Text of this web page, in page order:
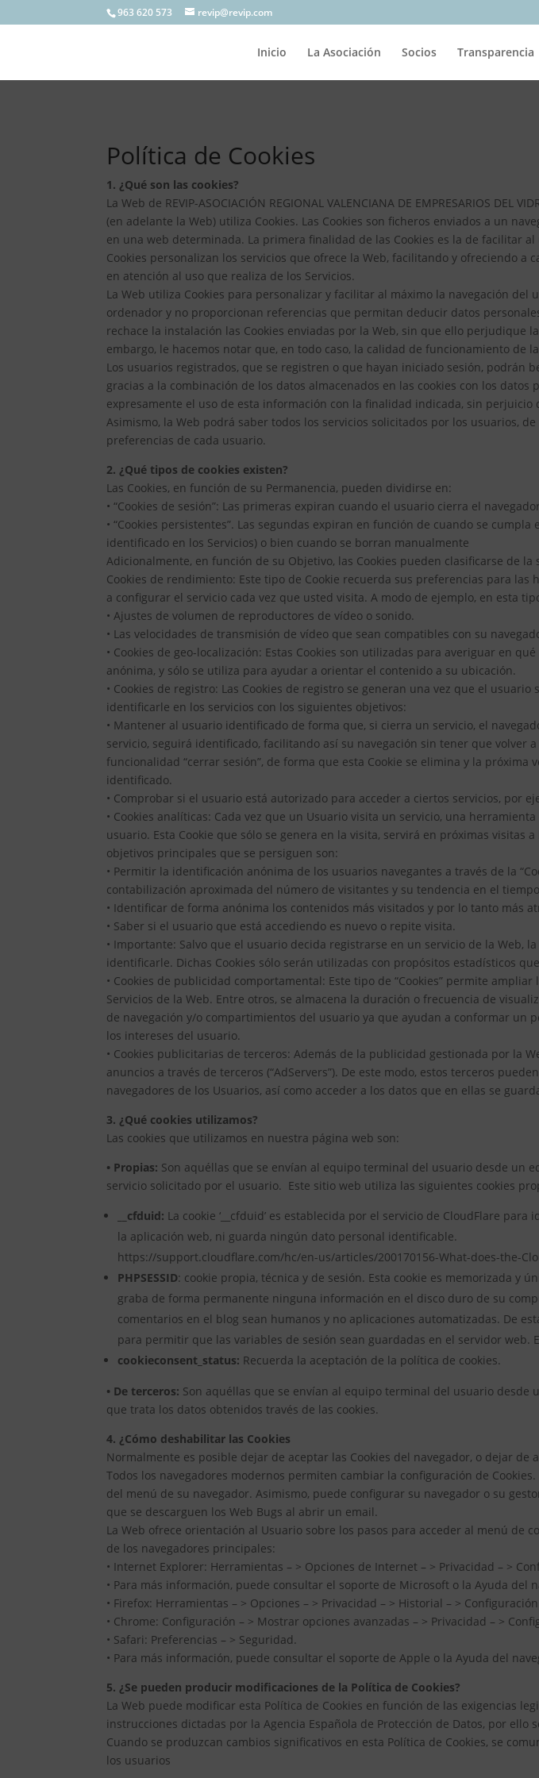
963 620 573 revip@revip.com
Inicio La Asociación Socios Transparencia
Política de Cookies
1. ¿Qué son las cookies?
La Web de REVIP-ASOCIACIÓN REGIONAL VALENCIANA DE EMPRESARIOS DEL
(en adelante la Web) utiliza Cookies. Las Cookies son ficheros enviados a un
en una web determinada. La primera finalidad de las Cookies es la de facilitar
Cookies personalizan los servicios que ofrece la Web, facilitando y ofreciendo
en atención al uso que realiza de los Servicios.
La Web utiliza Cookies para personalizar y facilitar al máximo la navegación del
ordenador y no proporcionan referencias que permitan deducir datos
rechace la instalación las Cookies enviadas por la Web, sin que ello
embargo, le hacemos notar que, en todo caso, la calidad de funcionamiento de
Los usuarios registrados, que se registren o que hayan iniciado sesión, podrán
gracias a la combinación de los datos almacenados en las cookies con los
expresamente el uso de esta información con la finalidad indicada, sin
Asimismo, la Web podrá saber todos los servicios solicitados por los usuarios,
preferencias de cada usuario.
2. ¿Qué tipos de cookies existen?
Las Cookies, en función de su Permanencia, pueden dividirse en:
• “Cookies de sesión”: Las primeras expiran cuando el usuario cierra el
• “Cookies persistentes”. Las segundas expiran en función de cuando se
identificado en los Servicios) o bien cuando se borran manualmente
Adicionalmente, en función de su Objetivo, las Cookies pueden clasificarse de la
Cookies de rendimiento: Este tipo de Cookie recuerda sus preferencias para
a configurar el servicio cada vez que usted visita. A modo de ejemplo, en esta
• Ajustes de volumen de reproductores de vídeo o sonido.
• Las velocidades de transmisión de vídeo que sean compatibles con su
• Cookies de geo-localización: Estas Cookies son utilizadas para averiguar en
anónima, y sólo se utiliza para ayudar a orientar el contenido a su ubicación.
• Cookies de registro: Las Cookies de registro se generan una vez que el
identificarle en los servicios con los siguientes objetivos:
• Mantener al usuario identificado de forma que, si cierra un servicio, el
servicio, seguirá identificado, facilitando así su navegación sin tener que
funcionalidad “cerrar sesión”, de forma que esta Cookie se elimina y la
identificado.
• Comprobar si el usuario está autorizado para acceder a ciertos servicios, por
• Cookies analíticas: Cada vez que un Usuario visita un servicio, una
usuario. Esta Cookie que sólo se genera en la visita, servirá en próximas
objetivos principales que se persiguen son:
• Permitir la identificación anónima de los usuarios navegantes a través de la
contabilización aproximada del número de visitantes y su tendencia en el
• Identificar de forma anónima los contenidos más visitados y por lo tanto más
• Saber si el usuario que está accediendo es nuevo o repite visita.
• Importante: Salvo que el usuario decida registrarse en un servicio de la Web,
identificarle. Dichas Cookies sólo serán utilizadas con propósitos estadísticos
• Cookies de publicidad comportamental: Este tipo de “Cookies” permite
Servicios de la Web. Entre otros, se almacena la duración o frecuencia de
de navegación y/o compartimientos del usuario ya que ayudan a conformar
los intereses del usuario.
• Cookies publicitarias de terceros: Además de la publicidad gestionada por la
anuncios a través de terceros (“AdServers”). De este modo, estos terceros
navegadores de los Usuarios, así como acceder a los datos que en ellas se
3. ¿Qué cookies utilizamos?
Las cookies que utilizamos en nuestra página web son:
• Propias: Son aquéllas que se envían al equipo terminal del usuario desde un
servicio solicitado por el usuario. Este sitio web utiliza las siguientes cookies
__cfduid: La cookie ‘__cfduid’ es establecida por el servicio de CloudFlare
la aplicación web, ni guarda ningún dato personal identificable.
https://support.cloudflare.com/hc/en-us/articles/200170156-What-does-the-
PHPSESSID: cookie propia, técnica y de sesión. Esta cookie es memorizada y
graba de forma permanente ninguna información en el disco duro de su
comentarios en el blog sean humanos y no aplicaciones automatizadas. De
para permitir que las variables de sesión sean guardadas en el servidor web.
cookieconsent_status: Recuerda la aceptación de la política de cookies.
• De terceros: Son aquéllas que se envían al equipo terminal del usuario
que trata los datos obtenidos través de las cookies.
4. ¿Cómo deshabilitar las Cookies
Normalmente es posible dejar de aceptar las Cookies del navegador, o dejar de
Todos los navegadores modernos permiten cambiar la configuración de
del menú de su navegador. Asimismo, puede configurar su navegador o su
que se descarguen los Web Bugs al abrir un email.
La Web ofrece orientación al Usuario sobre los pasos para acceder al menú de
de los navegadores principales:
• Internet Explorer: Herramientas – > Opciones de Internet – > Privacidad – >
• Para más información, puede consultar el soporte de Microsoft o la Ayuda del
• Firefox: Herramientas – > Opciones – > Privacidad – > Historial – >
• Chrome: Configuración – > Mostrar opciones avanzadas – > Privacidad – >
• Safari: Preferencias – > Seguridad.
• Para más información, puede consultar el soporte de Apple o la Ayuda del
5. ¿Se pueden producir modificaciones de la Política de Cookies?
La Web puede modificar esta Política de Cookies en función de las exigencias
instrucciones dictadas por la Agencia Española de Protección de Datos, por
Cuando se produzcan cambios significativos en esta Política de Cookies, se
los usuarios